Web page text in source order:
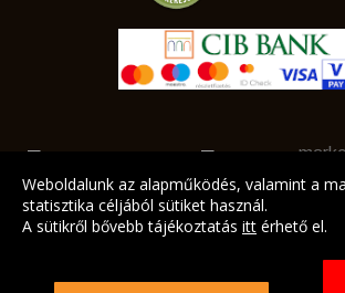
Weboldalunk az alapműködés, valamint a
statisztika céljából sütiket használ.
A sütikről bővebb tájékoztatás itt érhető el.